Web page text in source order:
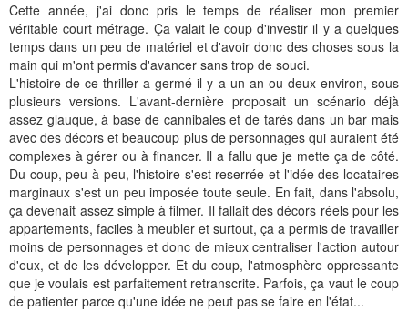
Cette année, j'ai donc pris le temps de réaliser mon premier
véritable court métrage. Ça valait le coup d'investir il y a quelques
temps dans un peu de matériel et d'avoir donc des choses sous la
main qui m'ont permis d'avancer sans trop de souci.
L'histoire de ce thriller a germé il y a un an ou deux environ, sous
plusieurs versions. L'avant-dernière proposait un scénario déjà
assez glauque, à base de cannibales et de tarés dans un bar mais
avec des décors et beaucoup plus de personnages qui auraient été
complexes à gérer ou à financer. Il a fallu que je mette ça de côté.
Du coup, peu à peu, l'histoire s'est reserrée et l'idée des locataires
marginaux s'est un peu imposée toute seule. En fait, dans l'absolu,
ça devenait assez simple à filmer. Il fallait des décors réels pour les
appartements, faciles à meubler et surtout, ça a permis de travailler
moins de personnages et donc de mieux centraliser l'action autour
d'eux, et de les développer. Et du coup, l'atmosphère oppressante
que je voulais est parfaitement retranscrite. Parfois, ça vaut le coup
de patienter parce qu'une idée ne peut pas se faire en l'état...